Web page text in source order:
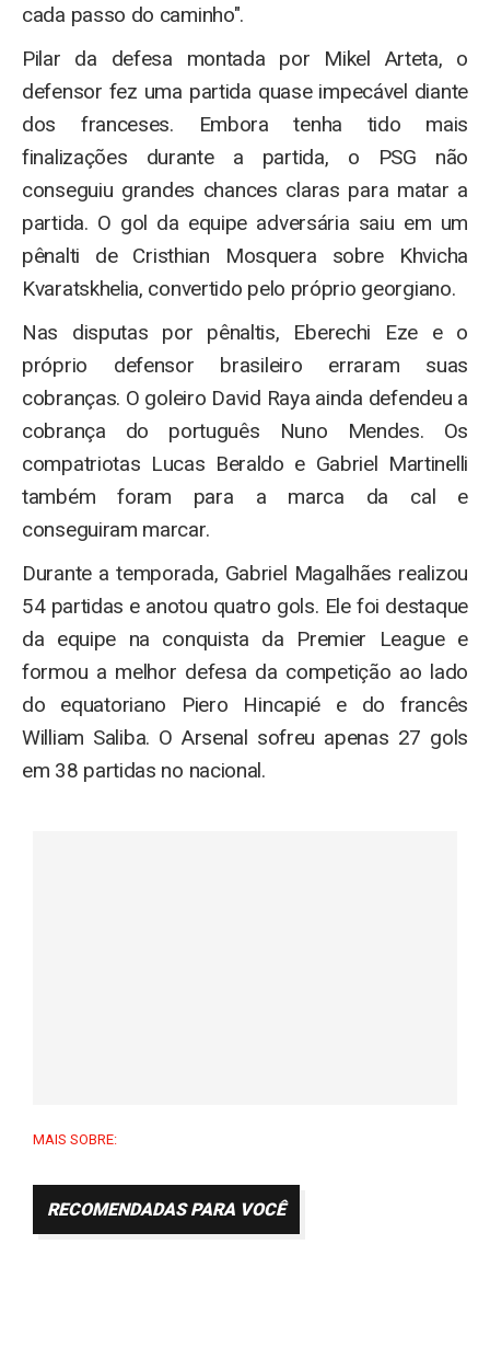
cada passo do caminho".
Pilar da defesa montada por Mikel Arteta, o
defensor fez uma partida quase impecável diante
dos franceses. Embora tenha tido mais
finalizações durante a partida, o PSG não
conseguiu grandes chances claras para matar a
partida. O gol da equipe adversária saiu em um
pênalti de Cristhian Mosquera sobre Khvicha
Kvaratskhelia, convertido pelo próprio georgiano.
Nas disputas por pênaltis, Eberechi Eze e o
próprio defensor brasileiro erraram suas
cobranças. O goleiro David Raya ainda defendeu a
cobrança do português Nuno Mendes. Os
compatriotas Lucas Beraldo e Gabriel Martinelli
também foram para a marca da cal e
conseguiram marcar.
Durante a temporada, Gabriel Magalhães realizou
54 partidas e anotou quatro gols. Ele foi destaque
da equipe na conquista da Premier League e
formou a melhor defesa da competição ao lado
do equatoriano Piero Hincapié e do francês
William Saliba. O Arsenal sofreu apenas 27 gols
em 38 partidas no nacional.
MAIS SOBRE:
RECOMENDADAS PARA VOCÊ